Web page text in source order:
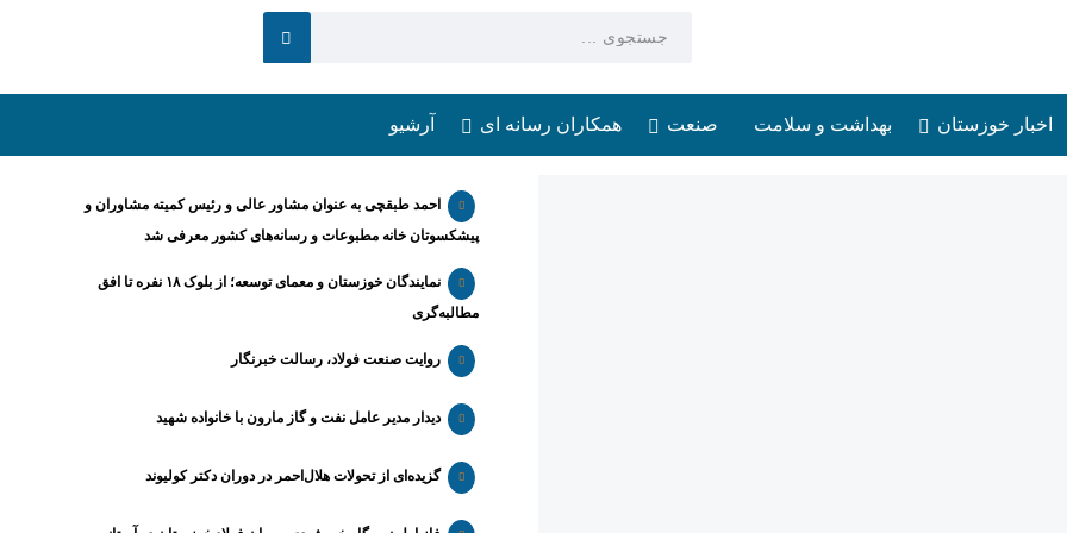
اخبار خوزستان بهداشت و سلامت صنعت همکاران رسانه ای آرشیو
احمد طبقچی به عنوان مشاور عالی و رئیس کمیته مشاوران و
پیشکسوتان خانه مطبوعات و رسانه‌های کشور معرفی شد
نمایندگان خوزستان و معمای توسعه؛ از بلوک ۱۸ نفره تا افق
مطالبه‌گری
روایت صنعت فولاد،‌ رسالت خبرنگار
دیدار مدیر عامل نفت و گاز مارون با خانواده شهید
گزیده‌ای از تحولات هلال‌احمر در دوران دکتر کولیوند